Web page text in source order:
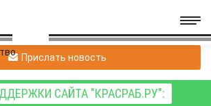
Прислать новость
САЙТА "КРАСРАБ.РУ":